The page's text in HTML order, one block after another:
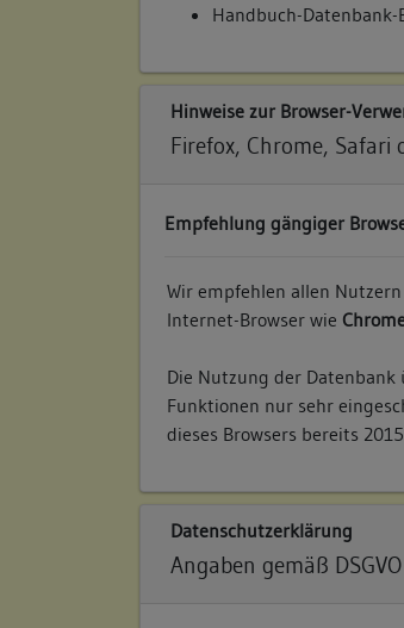
Handbuch-
Hinweise zur Browser-
Firefox, Chrome, Safari
Empfehlung gängiger
Wir empfehlen allen
Internet-Browser wie
Die Nutzung der Datenbank
Funktionen nur sehr
dieses Browsers bereits
Datenschutzerklärung
Angaben gemäß